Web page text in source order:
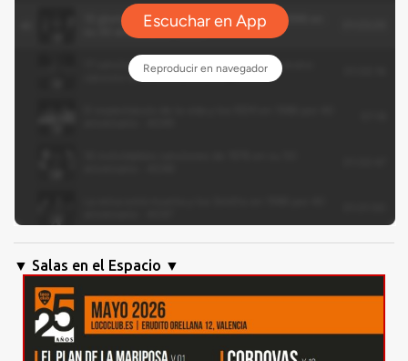
▼ Salas en el Espacio ▼